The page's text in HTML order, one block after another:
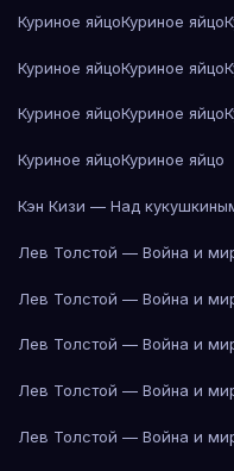
Куриное яйцоКуриное яйцо
Куриное яйцоКуриное яйцо
Куриное яйцоКуриное яйцо
Куриное яйцоКуриное яйцо
Кэн Кизи — Над
Лев Толстой — Война и
Лев Толстой — Война и
Лев Толстой — Война и
Лев Толстой — Война и
Лев Толстой — Война и